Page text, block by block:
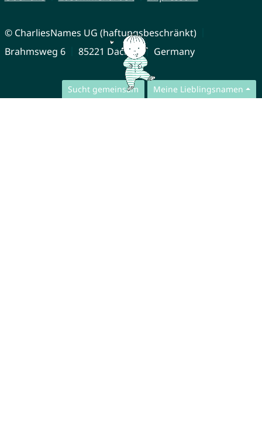
Sucht gemeinsam Meine Lieblingsnamen
© CharliesNames UG (haftungsbeschränkt)
Brahmsweg 6
85221 Dachau Germany